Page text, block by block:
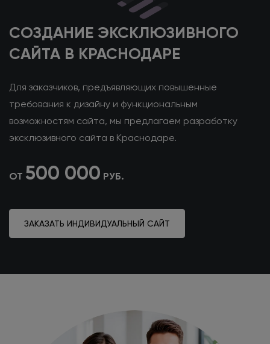
СОЗДАНИЕ ЭКСКЛЮЗИВНОГО
САЙТА В КРАСНОДАРЕ
Для заказчиков, предъявляющих повышенные
требования к дизайну и функциональным
возможностям сайта, мы предлагаем разработку
эксклюзивного сайта в Краснодаре.
ОТ 500 000 РУБ.
ЗАКАЗАТЬ ИНДИВИДУАЛЬНЫЙ САЙТ